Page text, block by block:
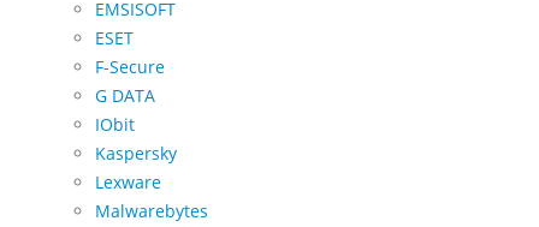
EMSISOFT
ESET
F-Secure
G DATA
IObit
Kaspersky
Lexware
Malwarebytes